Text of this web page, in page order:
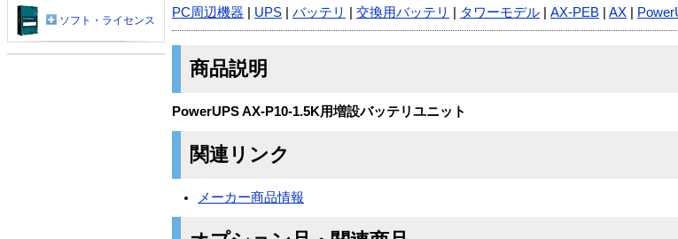
PC周辺機器
UPS バッテリ 交換用バッテリ タワーモデル AX-PEB AX
商品説明
PowerUPS AX-P10-1.5K用増設バッテリユニット
関連リンク
メーカー商品情報
ソフト・ライセンス